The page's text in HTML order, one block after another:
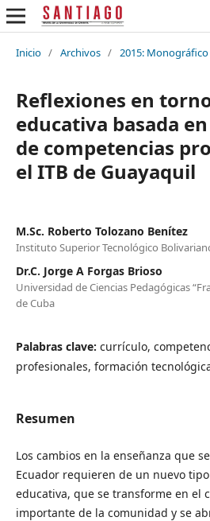
Inicio / Archivos / 2015: Monográfico
Reflexiones en
educativa basada
de competencias
el ITB de Guayaquil
M.Sc. Roberto Tolozano Benítez
Instituto Superior Tecnológico
Dr.C. Jorge A Forgas Brioso
Universidad de Ciencias Pedagógicas
de Cuba
Palabras clave: currículo,
profesionales, formación
Resumen
Los cambios en la enseñanza que
Ecuador requieren de un nuevo
educativa, que se transforme en el
importante de la comunidad y se